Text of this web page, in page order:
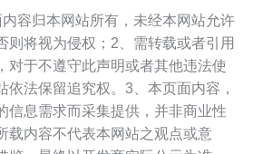
容归本网站所有，未经本网站允许
则将视为侵权；2、需转载或者引用
对于不遵守此声明或者其他违法使
依法保留追究权。3、本页面内容，
信息需求而采集提供，并非商业性
载内容不代表本网站之观点或意